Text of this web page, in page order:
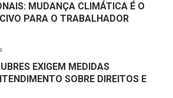
MUDANÇA CLIMÁTICA É O
PARA O TRABALHADOR
EXIGEM MEDIDAS
SOBRE DIREITOS E